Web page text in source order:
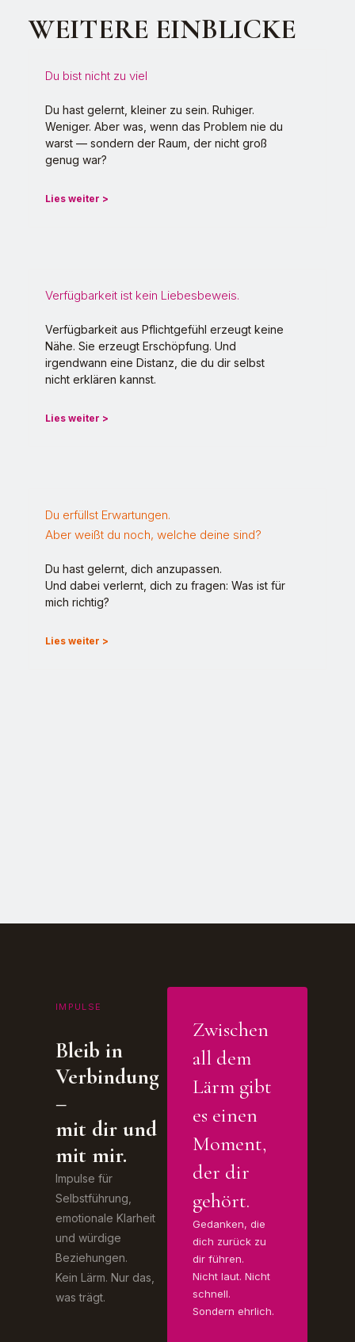
WEITERE EINBLICKE
Du bist nicht zu viel
Du hast gelernt, kleiner zu sein. Ruhiger.
Weniger. Aber was, wenn das Problem nie du
warst — sondern der Raum, der nicht groß
genug war?
Lies weiter >
Verfügbarkeit ist kein Liebesbeweis.
Verfügbarkeit aus Pflichtgefühl erzeugt keine
Nähe. Sie erzeugt Erschöpfung. Und
irgendwann eine Distanz, die du dir selbst
nicht erklären kannst.
Lies weiter >
Du erfüllst Erwartungen.
Aber weißt du noch, welche deine sind?
Du hast gelernt, dich anzupassen.
Und dabei verlernt, dich zu fragen: Was ist für
mich richtig?
Lies weiter >
IMPULSE
Bleib in
Verbindung
–
mit dir und
mit mir.
Impulse für
Selbstführung,
emotionale Klarheit
und würdige
Beziehungen.
Kein Lärm. Nur das,
was trägt.
Zwischen
all dem
Lärm gibt
es einen
Moment,
der dir
gehört.
Gedanken, die
dich zurück zu
dir führen.
Nicht laut. Nicht
schnell.
Sondern ehrlich.